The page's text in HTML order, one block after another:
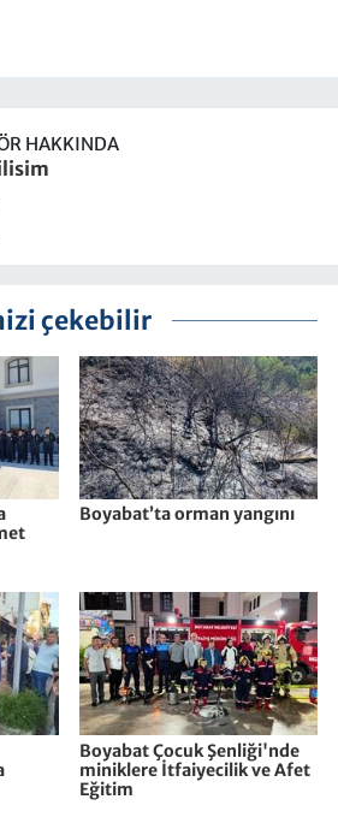
HAKKINDA
çekebilir
Boyabat’ta orman yangını
Boyabat Çocuk Şenliği'nde
miniklere İtfaiyecilik ve Afet
Eğitim